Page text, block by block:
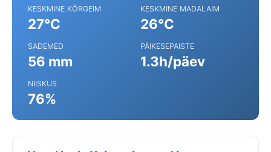
KESKMINE KÕRGEIM
27°C
KESKMINE MADALAIM
26°C
SADEMED
56 mm
PÄIKESEPAISTE
1.3h/päev
NIISKUS
76%